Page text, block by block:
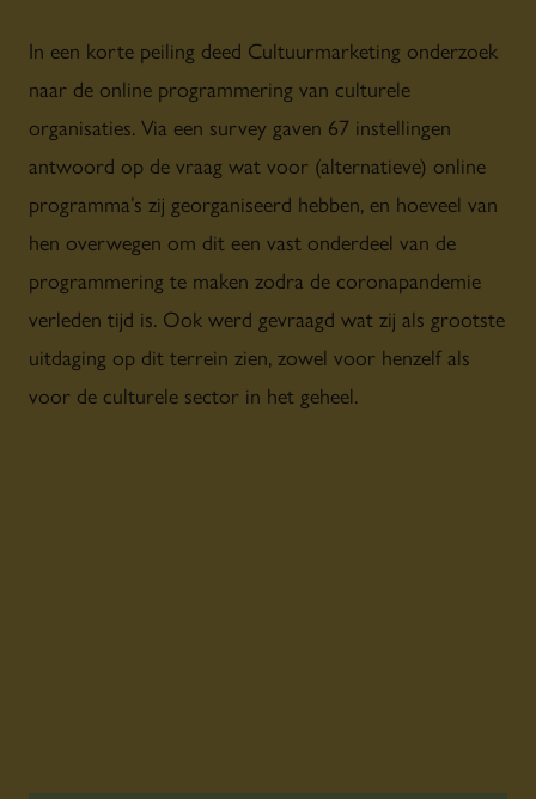
In een korte peiling deed Cultuurmarketing onderzoek
naar de online programmering van culturele
organisaties. Via een survey gaven 67 instellingen
antwoord op de vraag wat voor (alternatieve) online
programma’s zij georganiseerd hebben, en hoeveel van
hen overwegen om dit een vast onderdeel van de
programmering te maken zodra de coronapandemie
verleden tijd is. Ook werd gevraagd wat zij als grootste
uitdaging op dit terrein zien, zowel voor henzelf als
voor de culturele sector in het geheel.